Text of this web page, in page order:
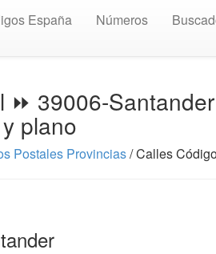
España Números
39006-
plano
Postales Provincias/ Calles